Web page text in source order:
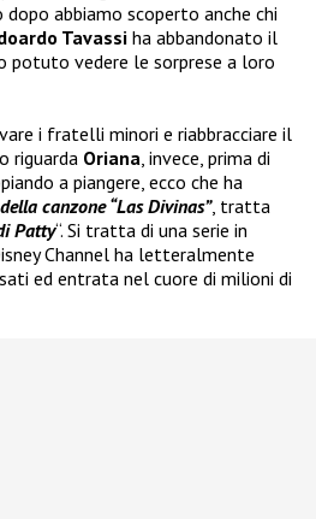
dopo abbiamo scoperto anche chi
Tavassi ha abbandonato il
potuto vedere le sorprese a loro
i fratelli minori e riabbracciare il
riguarda Oriana, invece, prima di
a piangere, ecco che ha
canzone “Las Divinas”, tratta
Patty“. Si tratta di una serie in
Channel ha letteralmente
ed entrata nel cuore di milioni di